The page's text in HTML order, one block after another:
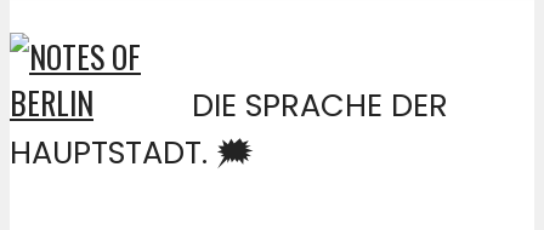
DIE SPRACHE DER
HAUPTSTADT. 🗯️